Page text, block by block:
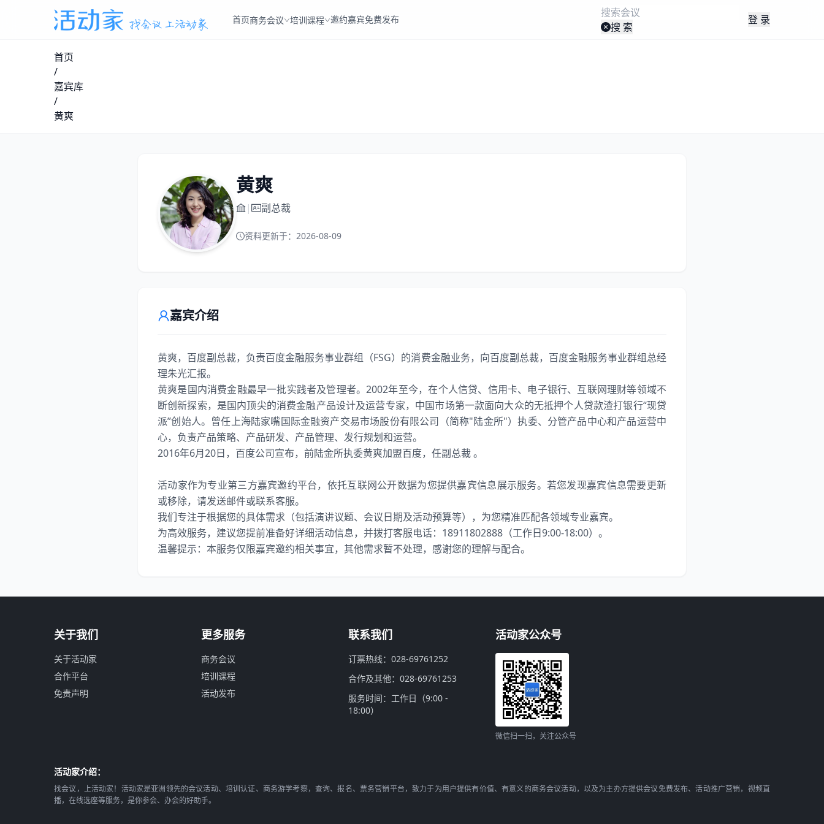
首页商务会议 培训课程 邀约嘉宾免费发布
搜 索
登 录
首页
/
嘉宾库
/
黄爽
黄爽
| 副总裁
资料更新于： 2026-08-09
嘉宾介绍
黄爽，百度副总裁，负责百度金融服务事业群组（FSG）的消费金融业务，向百度副总裁，百度金融服务事业群组总经
理朱光汇报。
黄爽是国内消费金融最早一批实践者及管理者。2002年至今，在个人信贷、信用卡、电子银行、互联网理财等领域不
断创新探索，是国内顶尖的消费金融产品设计及运营专家，中国市场第一款面向大众的无抵押个人贷款渣打银行“现贷
派”创始人。曾任上海陆家嘴国际金融资产交易市场股份有限公司（简称"陆金所"）执委、分管产品中心和产品运营中
心，负责产品策略、产品研发、产品管理、发行规划和运营。
2016年6月20日，百度公司宣布，前陆金所执委黄爽加盟百度，任副总裁 。
活动家作为专业第三方嘉宾邀约平台，依托互联网公开数据为您提供嘉宾信息展示服务。若您发现嘉宾信息需要更新
或移除，请发送邮件或联系客服。
我们专注于根据您的具体需求（包括演讲议题、会议日期及活动预算等），为您精准匹配各领域专业嘉宾。
为高效服务，建议您提前准备好详细活动信息，并拨打客服电话：18911802888（工作日9:00-18:00）。
温馨提示：本服务仅限嘉宾邀约相关事宜，其他需求暂不处理，感谢您的理解与配合。
关于我们
关于活动家
合作平台
免责声明
更多服务
商务会议
培训课程
活动发布
联系我们
订票热线：028-69761252
合作及其他：028-69761253
服务时间：工作日（9:00 -
18:00）
活动家公众号
微信扫一扫，关注公众号
活动家介绍：
找会议，上活动家！活动家是亚洲领先的会议活动、培训认证、商务游学考察，查询、报名、票务营销平台，致力于为用户提供有价值、有意义的商务会议活动，以及为主办方提供会议免费发布、活动推广营销，视频直
播，在线选座等服务，是你参会、办会的好助手。